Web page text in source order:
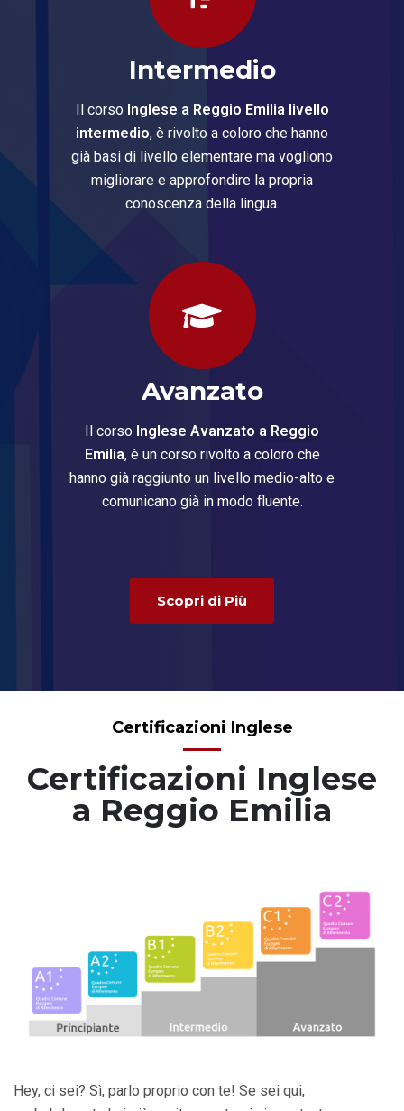
Intermedio
Il corso Inglese a Reggio Emilia livello
intermedio, è rivolto a coloro che hanno
già basi di livello elementare ma vogliono
migliorare e approfondire la propria
conoscenza della lingua.
Avanzato
Il corso Inglese Avanzato a Reggio
Emilia, è un corso rivolto a coloro che
hanno già raggiunto un livello medio-alto e
comunicano già in modo fluente.
Scopri di Più
Certificazioni Inglese
a Reggio Emilia
Certificazioni Inglese
Hey, ci sei? Sì, parlo proprio con te! Se sei qui,